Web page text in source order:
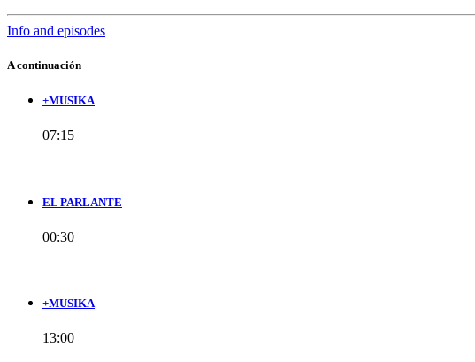
Info and episodes
A continuación
+MUSIKA
07:15
EL PARLANTE
00:30
+MUSIKA
13:00